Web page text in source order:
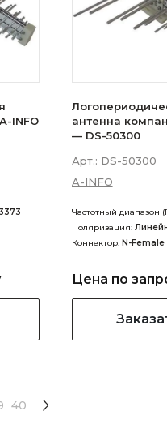
INFO
3373
антенна
— DS-50300
Арт.: DS-50300
A-INFO
Частотный диапазон
Поляризация:
Коннектор: N-Female
Цена по
40